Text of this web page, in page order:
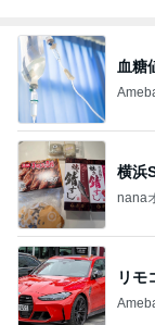
血糖
横浜
nana
リモ